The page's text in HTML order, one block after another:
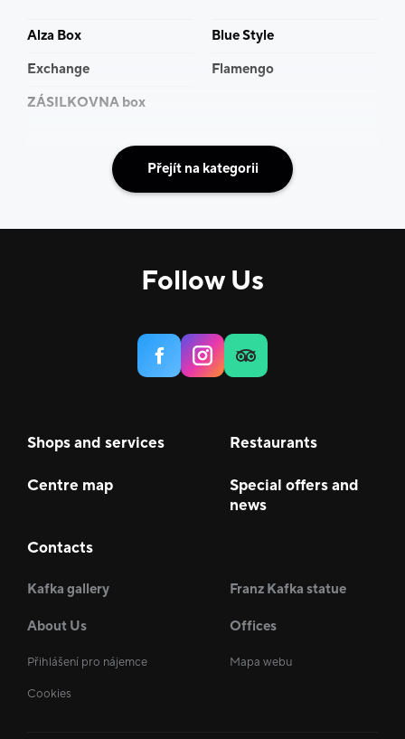
Alza Box
Blue Style
Exchange
Flamengo
ZÁSILKOVNA box
Přejít na kategorii
Follow Us
Shops and services Restaurants
Centre map
Special offers and
news
Contacts
Kafka gallery Franz Kafka statue
About Us Offices
Přihlášení pro nájemce Mapa webu
Cookies